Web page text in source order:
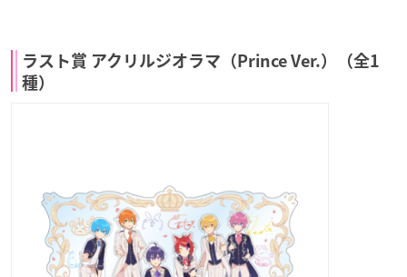
ラスト賞 アクリルジオラマ（Prince Ver.）（全1
種）